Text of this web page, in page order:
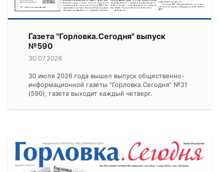
Газета "Горловка.Сегодня" выпуск
№590
30.07.2026
30 июля 2026 года вышел выпуск общественно-
информационной газеты "Горловка.Сегодня" №31
(590), газета выходит каждый четверг.